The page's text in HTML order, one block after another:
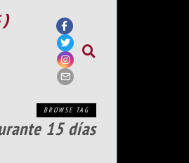
BROWSE TAG
15 días